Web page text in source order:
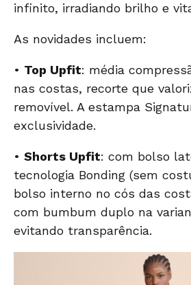
infinito, irradiando brilho e
As novidades incluem:
• Top Upfit: média
nas costas, recorte que
removível. A estampa
exclusividade.
• Shorts Upfit: com bolso
tecnologia Bonding (sem
bolso interno no cós das
com bumbum duplo na
evitando transparência.